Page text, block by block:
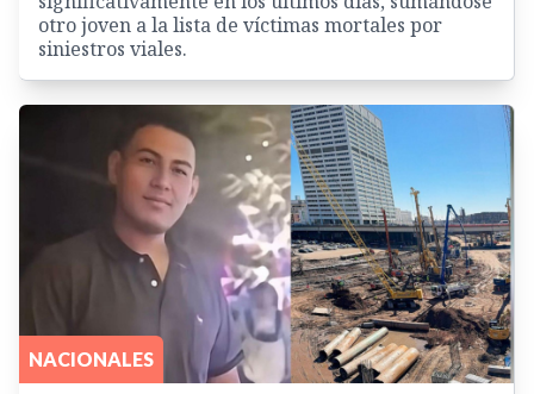
otro joven a la lista de víctimas mortales por
siniestros viales.
NACIONALES